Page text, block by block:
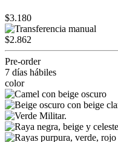
$3.180
$2.862
Pre-order
7 días hábiles
color